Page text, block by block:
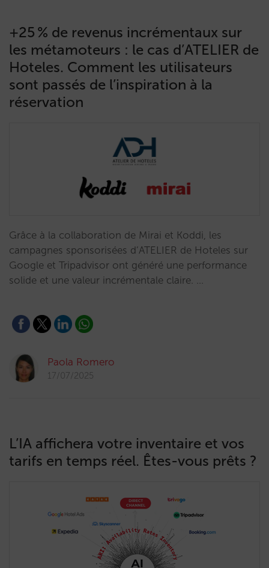
+25 % de revenus incrémentaux sur
les métamoteurs : le cas d’ATELIER de
Hoteles. Comment les utilisateurs
sont passés de l’inspiration à la
réservation
Grâce à la collaboration de Mirai et Koddi, les
campagnes sponsorisées d’ATELIER de Hoteles sur
Google et Tripadvisor ont généré une performance
solide et une valeur incrémentale claire. …
Paola Romero
17/07/2025
L’IA affichera votre inventaire et vos
tarifs en temps réel. Êtes-vous prêts ?